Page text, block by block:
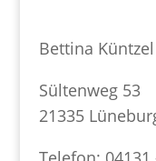
Bettina Küntzel
Sültenweg 53
21335